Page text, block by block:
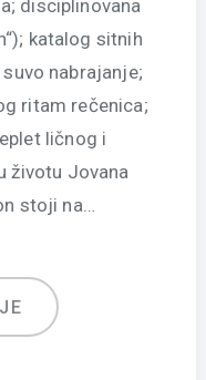
disciplinovana
katalog sitnih
nabrajanje;
ritam rečenica;
ličnog i
životu Jovana
stoji na…